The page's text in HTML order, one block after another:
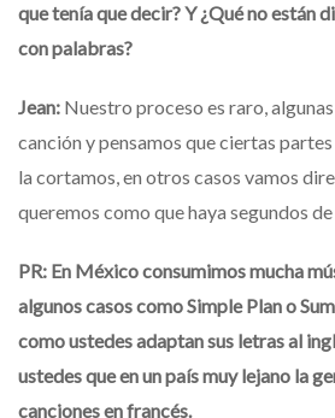
que tenía que decir? Y ¿Qué no están
con palabras?
Jean: Nuestro proceso es raro,
canción y pensamos que ciertas
la cortamos, en otros casos vamos
queremos como que haya segundos
PR: En México consumimos mucha
algunos casos como Simple Plan o
como ustedes adaptan sus letras al
ustedes que en un país muy lejano la
canciones en francés.